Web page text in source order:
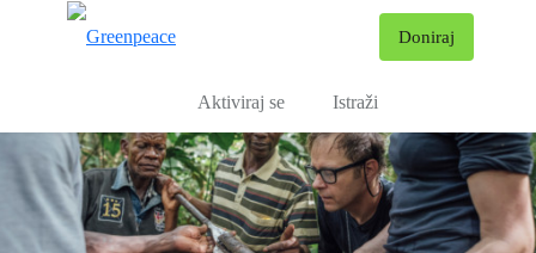
Doniraj
Aktiviraj se Istraži